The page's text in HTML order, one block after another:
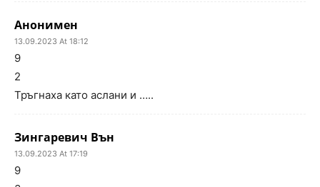
Анонимен
13.09.2023 At 18:12
9
2
Тръгнаха като аслани и …..
Зингаревич Вън
13.09.2023 At 17:19
9